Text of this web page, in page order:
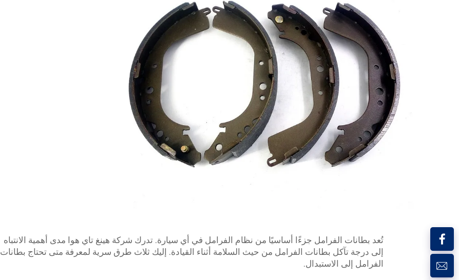
تُعد بطانات الفرامل جزءًا أساسيًا من نظام الفرامل في أي سيارة. تدرك شركة هينغ تاي هوا مدى أهمية الانتباه
إلى درجة تآكل بطانات الفرامل من حيث السلامة أثناء القيادة. إليك ثلاث طرق سرية لمعرفة متى تحتاج بطانات
الفرامل إلى الاستبدال.